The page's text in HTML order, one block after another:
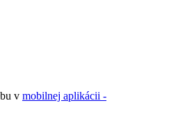
v mobilnej aplikácii -